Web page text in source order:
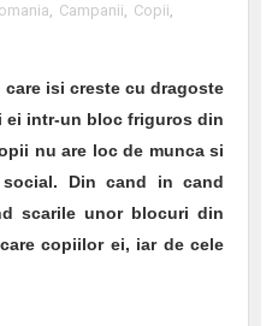
, Campanii, Copii,
care isi creste cu dragoste
ei intr-un bloc friguros din
nu are loc de munca si
Din cand in cand
scarile unor blocuri din
copiilor ei, iar de cele